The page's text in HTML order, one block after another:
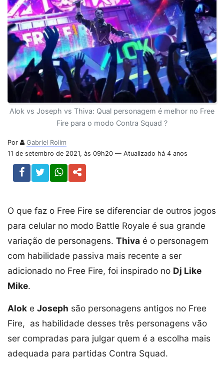
Alok vs Joseph vs Thiva: Qual personagem é melhor no Free
Fire para o modo Contra Squad ?
Por
Gabriel Rolim
11 de setembro de 2021, às 09h20 — Atualizado há 4 anos
O que faz o Free Fire se diferenciar de outros jogos
para celular no modo Battle Royale é sua grande
variação de personagens. Thiva é o personagem
com habilidade passiva mais recente a ser
adicionado no Free Fire, foi inspirado no Dj Like
Mike.
Alok e Joseph são personagens antigos no Free
Fire, as habilidade desses três personagens vão
ser compradas para julgar quem é a escolha mais
adequada para partidas Contra Squad.